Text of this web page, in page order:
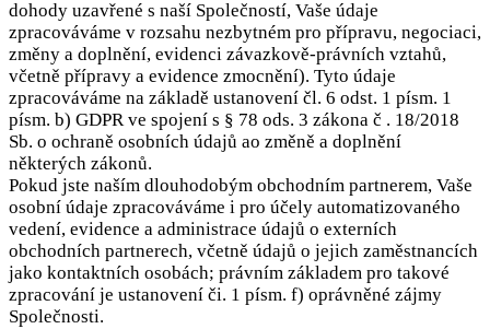
dohody uzavřené s naší Společností, Vaše údaje
zpracováváme v rozsahu nezbytném pro přípravu, negociaci,
změny a doplnění, evidenci závazkově-právních vztahů,
včetně přípravy a evidence zmocnění). Tyto údaje
zpracováváme na základě ustanovení čl. 6 odst. 1 písm. 1
písm. b) GDPR ve spojení s § 78 ods. 3 zákona č . 18/2018
Sb. o ochraně osobních údajů ao změně a doplnění
některých zákonů.
Pokud jste naším dlouhodobým obchodním partnerem, Vaše
osobní údaje zpracováváme i pro účely automatizovaného
vedení, evidence a administrace údajů o externích
obchodních partnerech, včetně údajů o jejich zaměstnancích
jako kontaktních osobách; právním základem pro takové
zpracování je ustanovení či. 1 písm. f) oprávněné zájmy
Společnosti.